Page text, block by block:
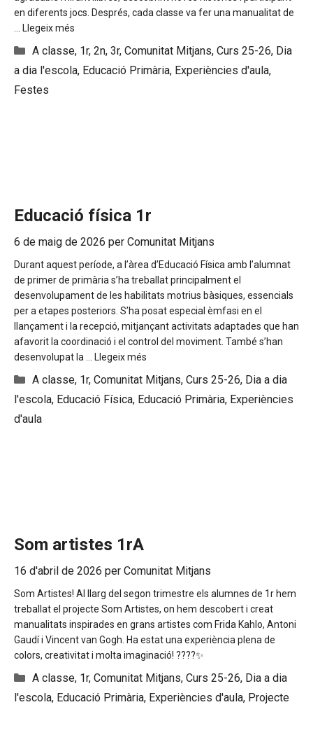
en diferents jocs. Després, cada classe va fer una manualitat de
Llegeix més
Categories
A classe, 1r, 2n, 3r, Comunitat Mitjans, Curs 25-26, Dia
a dia l'escola, Educació Primària, Experiències d'aula,
Festes
Educació física 1r
6 de maig de 2026 per Comunitat Mitjans
Durant aquest període, a l’àrea d’Educació Física amb l’alumnat
de primer de primària s’ha treballat principalment el
desenvolupament de les habilitats motrius bàsiques, essencials
per a etapes posteriors. S’ha posat especial èmfasi en el
llançament i la recepció, mitjançant activitats adaptades que han
afavorit la coordinació i el control del moviment. També s’han
desenvolupat la …
Llegeix més
Categories
A classe, 1r, Comunitat Mitjans, Curs 25-26, Dia a dia
l'escola, Educació Física, Educació Primària, Experiències
d'aula
Som artistes 1rA
16 d'abril de 2026 per Comunitat Mitjans
Som Artistes! Al llarg del segon trimestre els alumnes de 1r hem
treballat el projecte Som Artistes, on hem descobert i creat
manualitats inspirades en grans artistes com Frida Kahlo, Antoni
Gaudí i Vincent van Gogh. Ha estat una experiència plena de
colors, creativitat i molta imaginació! ????✨
Categories
A classe, 1r, Comunitat Mitjans, Curs 25-26, Dia a dia
l'escola, Educació Primària, Experiències d'aula, Projecte